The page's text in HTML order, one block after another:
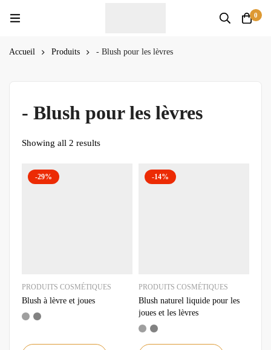
0
Accueil Produits - Blush pour les lèvres
- Blush pour les lèvres
Showing all 2 results
-29%
PRODUITS COSMÉTIQUES
Blush à lèvre et joues
-14%
PRODUITS COSMÉTIQUES
Blush naturel liquide pour les
joues et les lèvres